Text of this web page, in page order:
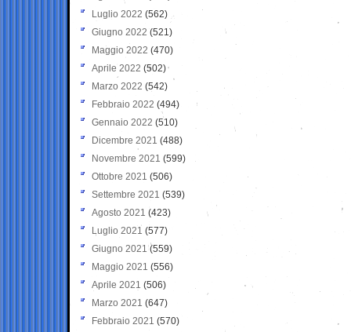
Luglio 2022 (562)
Giugno 2022 (521)
Maggio 2022 (470)
Aprile 2022 (502)
Marzo 2022 (542)
Febbraio 2022 (494)
Gennaio 2022 (510)
Dicembre 2021 (488)
Novembre 2021 (599)
Ottobre 2021 (506)
Settembre 2021 (539)
Agosto 2021 (423)
Luglio 2021 (577)
Giugno 2021(559)
Maggio 2021 (556)
Aprile 2021 (506)
Marzo 2021 (647)
Febbraio 2021 (570)